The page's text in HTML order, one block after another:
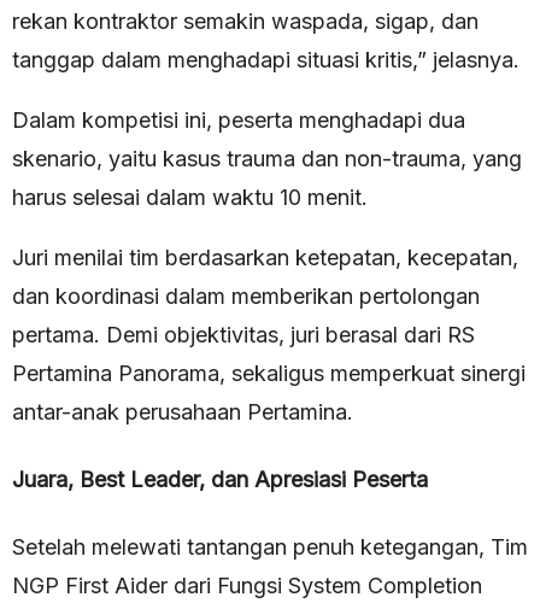
rekan kontraktor semakin waspada, sigap, dan
tanggap dalam menghadapi situasi kritis,” jelasnya.
Dalam kompetisi ini, peserta menghadapi dua
skenario, yaitu kasus trauma dan non-trauma, yang
harus selesai dalam waktu 10 menit.
Juri menilai tim berdasarkan ketepatan, kecepatan,
dan koordinasi dalam memberikan pertolongan
pertama. Demi objektivitas, juri berasal dari RS
Pertamina Panorama, sekaligus memperkuat sinergi
antar-anak perusahaan Pertamina.
Juara, Best Leader, dan Apresiasi Peserta
Setelah melewati tantangan penuh ketegangan, Tim
NGP First Aider dari Fungsi System Completion